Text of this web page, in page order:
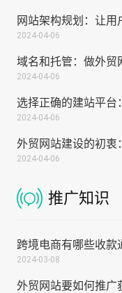
网站架构规划：让
2024-04-06
域名和托管：做外贸
2024-04-06
选择正确的建站平台
2024-04-06
外贸网站建设的初衷
2024-04-06
推广知识
跨境电商有哪些收款
2024-03-08
外贸网站要如何推广